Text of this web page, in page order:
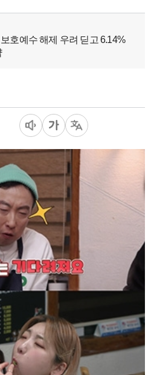
호예수 해제 우려 딛고 6.14%